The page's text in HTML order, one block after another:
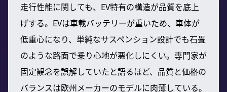
走行性能に関しても、EV特有の構造が品質を底上
げする。EVは車載バッテリーが重いため、車体が
低重心になり、単純なサスペンション設計でも石畳
のような路面で乗り心地が悪化しにくい。専門家が
固定観念を誤解していたと語るほど、品質と価格の
バランスは欧州メーカーのモデルに肉薄している。